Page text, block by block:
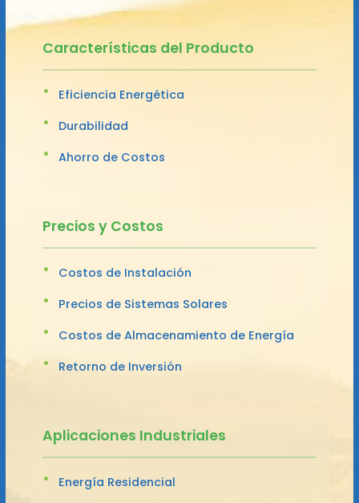
Características del Producto
Eficiencia Energética
Durabilidad
Ahorro de Costos
Precios y Costos
Costos de Instalación
Precios de Sistemas Solares
Costos de Almacenamiento de Energía
Retorno de Inversión
Aplicaciones Industriales
Energía Residencial